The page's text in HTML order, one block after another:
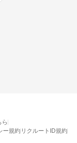
詳細案内を
す
ら
ー規約 リクルートID規約